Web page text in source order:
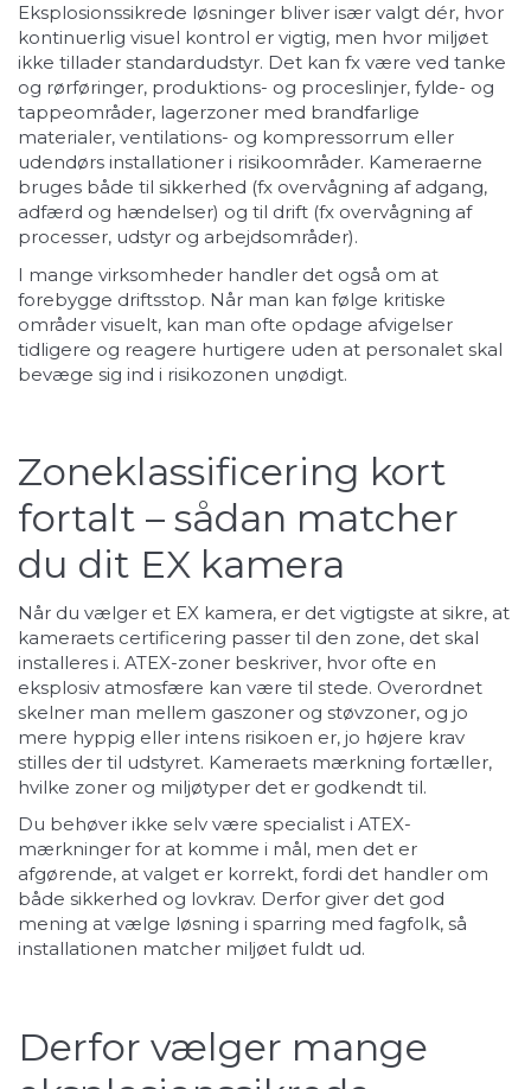
Eksplosionssikrede løsninger bliver især valgt dér, hvor
kontinuerlig visuel kontrol er vigtig, men hvor miljøet
ikke tillader standardudstyr. Det kan fx være ved tanke
og rørføringer, produktions- og proceslinjer, fylde- og
tappeområder, lagerzoner med brandfarlige
materialer, ventilations- og kompressorrum eller
udendørs installationer i risikoområder. Kameraerne
bruges både til sikkerhed (fx overvågning af adgang,
adfærd og hændelser) og til drift (fx overvågning af
processer, udstyr og arbejdsområder).
I mange virksomheder handler det også om at
forebygge driftsstop. Når man kan følge kritiske
områder visuelt, kan man ofte opdage afvigelser
tidligere og reagere hurtigere uden at personalet skal
bevæge sig ind i risikozonen unødigt.
Zoneklassificering kort
fortalt – sådan matcher
du dit EX kamera
Når du vælger et EX kamera, er det vigtigste at sikre, at
kameraets certificering passer til den zone, det skal
installeres i. ATEX-zoner beskriver, hvor ofte en
eksplosiv atmosfære kan være til stede. Overordnet
skelner man mellem gaszoner og støvzoner, og jo
mere hyppig eller intens risikoen er, jo højere krav
stilles der til udstyret. Kameraets mærkning fortæller,
hvilke zoner og miljøtyper det er godkendt til.
Du behøver ikke selv være specialist i ATEX-
mærkninger for at komme i mål, men det er
afgørende, at valget er korrekt, fordi det handler om
både sikkerhed og lovkrav. Derfor giver det god
mening at vælge løsning i sparring med fagfolk, så
installationen matcher miljøet fuldt ud.
Derfor vælger mange